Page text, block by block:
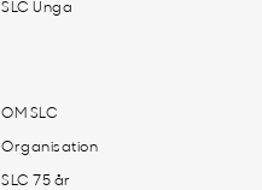
SLC Unga
OM SLC
Organisation
SLC 75 år